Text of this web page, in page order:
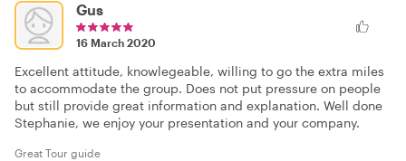
Gus
16 March 2020
Excellent attitude, knowlegeable, willing to go the extra miles
to accommodate the group. Does not put pressure on people
but still provide great information and explanation. Well done
Stephanie, we enjoy your presentation and your company.
Great Tour guide